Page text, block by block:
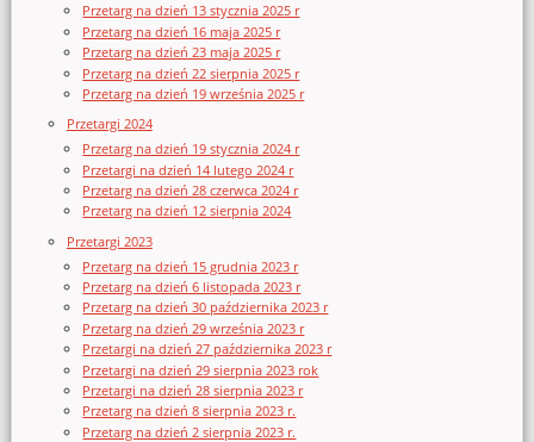
Przetarg na dzień 13 stycznia 2025 r
Przetarg na dzień 16 maja 2025 r
Przetarg na dzień 23 maja 2025 r
Przetarg na dzień 22 sierpnia 2025 r
Przetarg na dzień 19 września 2025 r
Przetargi 2024
Przetarg na dzień 19 stycznia 2024 r
Przetargi na dzień 14 lutego 2024 r
Przetarg na dzień 28 czerwca 2024 r
Przetarg na dzień 12 sierpnia 2024
Przetargi 2023
Przetarg na dzień 15 grudnia 2023 r
Przetarg na dzień 6 listopada 2023 r
Przetarg na dzień 30 października 2023 r
Przetarg na dzień 29 września 2023 r
Przetargi na dzień 27 października 2023 r
Przetargi na dzień 29 sierpnia 2023 rok
Przetargi na dzień 28 sierpnia 2023 r
Przetarg na dzień 8 sierpnia 2023 r.
Przetarg na dzień 2 sierpnia 2023 r.